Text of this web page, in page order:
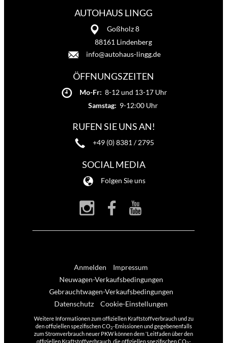
AUTOHAUS LINGG
Goßholz 8
88161 Lindenberg
info@autohaus-lingg.de
ÖFFNUNGSZEITEN
Mo-Fr: 8-12 und 13-17 Uhr
Samstag: 9-12:00 Uhr
RUFEN SIE UNS AN!
+49 (0) 8381 / 2795
SOCIAL MEDIA
Folgen Sie uns
Anmelden
Impressum
Neuwagen-Verkaufsbedingungen
Gebrauchtwagen-Verkaufsbedingungen
Datenschutz
Cookie-Einstellungen
Weitere Informationen zum offiziellen Kraftstoffverbrauch und zu
den offiziellen spezifischen CO2-Emissionen und gegebenenfalls
zum Stromverbrauch neuer PKW können dem 'Leitfaden über den
offiziellen Kraftstoffverbrauch, die offiziellen spezifischen CO -